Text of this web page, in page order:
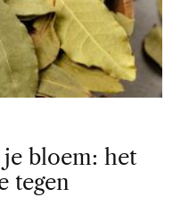
bloem: het
tegen